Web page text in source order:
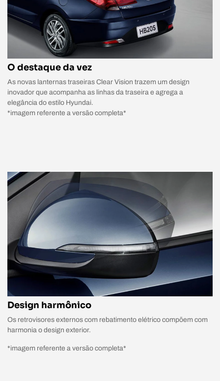
O destaque da vez
As novas lanternas traseiras Clear Vision trazem um design
inovador que acompanha as linhas da traseira e agrega a
elegância do estilo Hyundai.
*imagem referente a versão completa*
Design harmônico
Os retrovisores externos com rebatimento elétrico compõem com
harmonia o design exterior.
*imagem referente a versão completa*